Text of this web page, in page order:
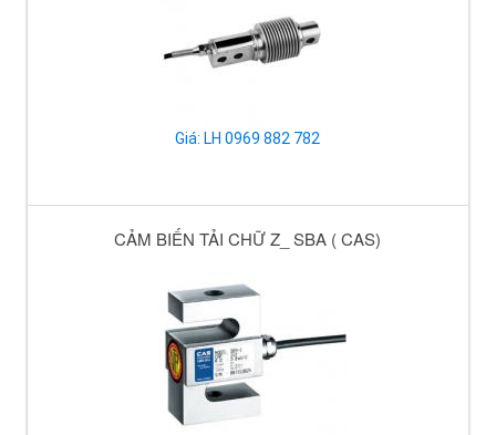
Giá: LH 0969 882 782
CẢM BIẾN TẢI CHỮ Z_ SBA ( CAS)